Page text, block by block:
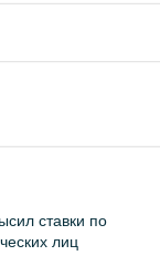
ставки по
лиц